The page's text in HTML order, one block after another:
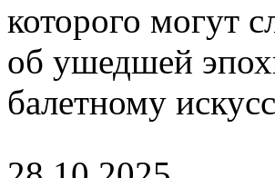
которого могут
об ушедшей
балетному